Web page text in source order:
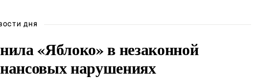
ДНЯ
«Яблоко» в незаконной
нарушениях